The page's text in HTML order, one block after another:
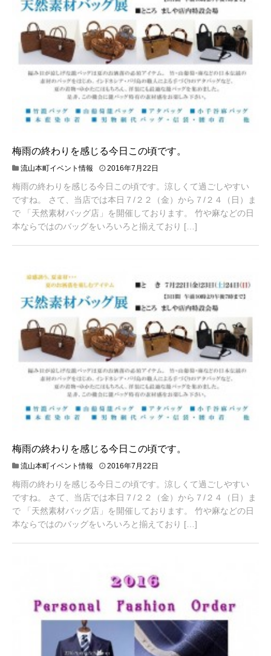
梅雨の終わりを感じる今日この頃です。
流山本町イベント情報 2016年7月22日
梅雨の終わりを感じる今日この頃です。涼しくて過ごしやすい
ですね。 さて、当店では本日７/２２（金）から７/２４（日）ま
で 「天然素材バッグ店」を開催しております。 竹や麻などの日
本ならではのバッグをいろいろと揃えており […]
梅雨の終わりを感じる今日この頃です。
流山本町イベント情報 2016年7月22日
梅雨の終わりを感じる今日この頃です。涼しくて過ごしやすい
ですね。 さて、当店では本日７/２２（金）から７/２４（日）ま
で 「天然素材バッグ店」を開催しております。 竹や麻などの日
本ならではのバッグをいろいろと揃えており […]